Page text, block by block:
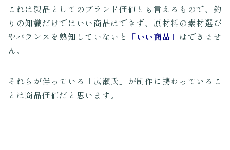
これは製品としてのブランド価値とも言えるもので、釣
りの知識だけではいい商品はできず、原材料の素材選び
やバランスを熟知していないと
「いい商品」 はできませ
ん。
それらが伴っている「広瀬氏」が制作に携わっているこ
とは商品価値だと思います。